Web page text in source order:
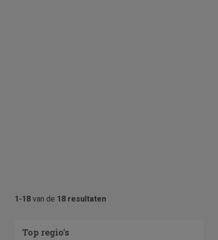
1-18 van de 18 resultaten
Top regio's